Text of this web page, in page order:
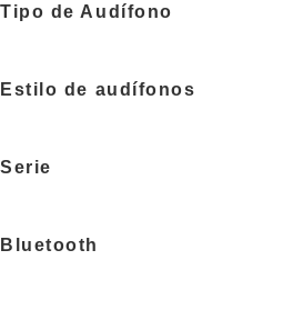
Tipo de Audífono
Estilo de audífonos
Serie
Bluetooth